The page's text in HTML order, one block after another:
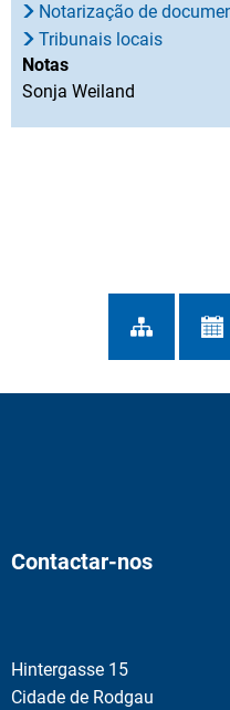
Notarização de
Tribunais locais
Notas
Sonja Weiland
Contactar-nos
Hintergasse 15
Cidade de Rodgau